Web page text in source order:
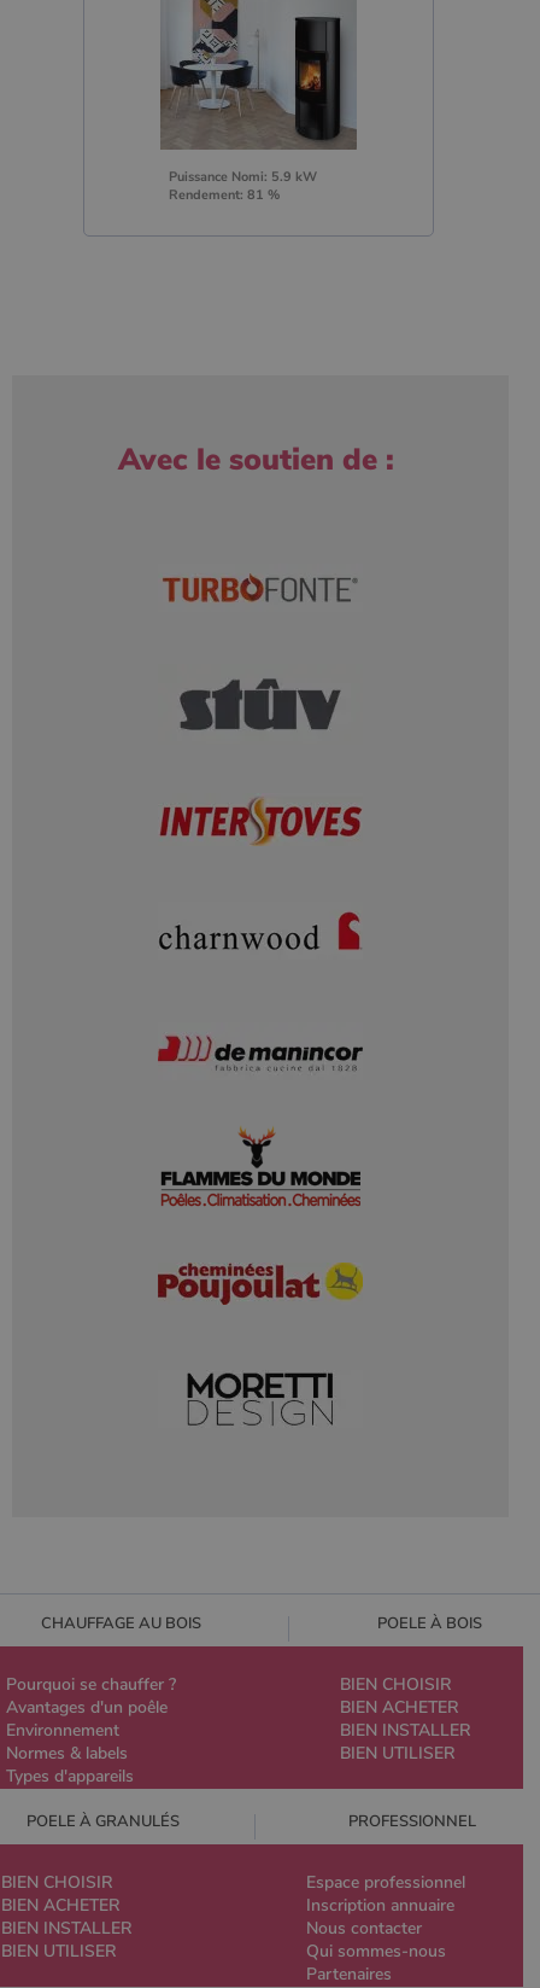
Puissance Nomi: 5.9 kW
Rendement: 81 %
Avec le soutien de :
CHAUFFAGE AU BOIS POELE À BOIS
Pourquoi se chauffer ?
Avantages d'un poêle
Environnement
Normes & labels
Types d'appareils
BIEN CHOISIR
BIEN ACHETER
BIEN INSTALLER
BIEN UTILISER
POELE À GRANULÉS PROFESSIONNEL
BIEN CHOISIR
BIEN ACHETER
BIEN INSTALLER
BIEN UTILISER
Espace professionnel
Inscription annuaire
Nous contacter
Qui sommes-nous
Partenaires